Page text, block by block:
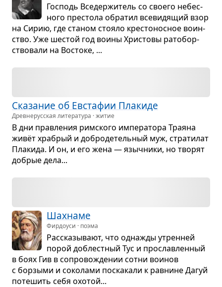
Гос­подь Все­дер­жи­тель со сво­его небес­
ного пре­стола обра­тил все­ви­дя­щий взор
на Сирию, где ста­ном сто­яло кре­сто­нос­ное воин­
ство. Уже шестой год воины Хри­стовы рато­бор­
ство­вали на Вос­токе, ...
Ска­за­ние об Евста­фии Пла­киде
Древне­русская литература · житие
В дни прав­ле­ния рим­ского импе­ра­тора Тра­яна
живёт хра­брый и добро­де­тель­ный муж, стра­ти­лат
Пла­кида. И он, и его жена — языч­ники, но тво­рят
добрые дела...
Шах­наме
Фирдоуси · поэма
Рас­ска­зы­вают, что одна­жды утрен­ней
порой доблест­ный Тус и про­слав­лен­ный
в боях Гив в сопро­во­жде­нии сотни вои­нов
с борзыми и соко­лами поска­кали к рав­нине Дагуй
поте­шить себя охо­той...